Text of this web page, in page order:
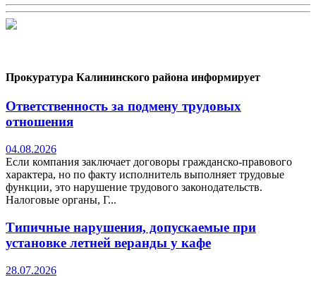
Прокуратура Калининского района информирует
Ответственность за подмену трудовых
отношения
04.08.2026
Если компания заключает договоры гражданско-правового
характера, но по факту исполнитель выполняет трудовые
функции, это нарушение трудового законодательств.
Налоговые органы, Г...
Типичные нарушения, допускаемые при
установке летней веранды у кафе
28.07.2026